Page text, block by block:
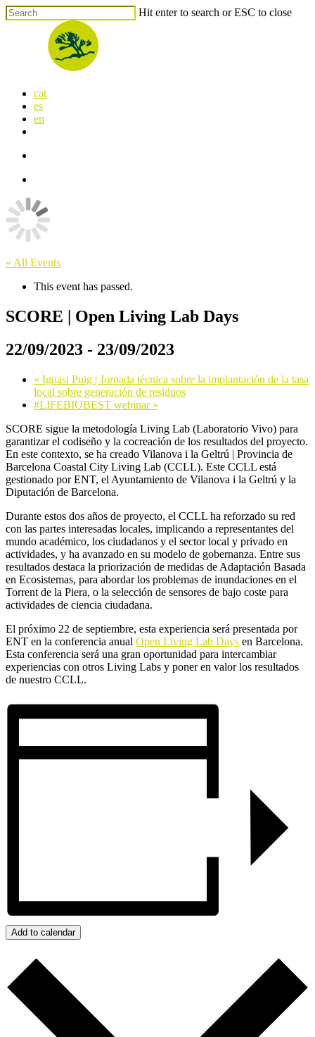
Skip
to
Hit enter to search or ESC to close
search
Menu
cat
es
en
« All Events
This event has passed.
SCORE | Open Living Lab Days
22/09/2023 - 23/09/2023
« Ignasi Puig | Jornada técnica sobre la implantación de la tasa
local sobre generación de residuos
#LIFEBIOBEST webinar »
SCORE sigue la metodología Living Lab (Laboratorio Vivo) para
garantizar el codiseño y la cocreación de los resultados del proyecto.
En este contexto, se ha creado Vilanova i la Geltrú | Provincia de
Barcelona Coastal City Living Lab (CCLL). Este CCLL está
gestionado por ENT, el Ayuntamiento de Vilanova i la Geltrú y la
Diputación de Barcelona.
Durante estos dos años de proyecto, el CCLL ha reforzado su red
con las partes interesadas locales, implicando a representantes del
mundo académico, los ciudadanos y el sector local y privado en
actividades, y ha avanzado en su modelo de gobernanza. Entre sus
resultados destaca la priorización de medidas de Adaptación Basada
en Ecosistemas, para abordar los problemas de inundaciones en el
Torrent de la Piera, o la selección de sensores de bajo coste para
actividades de ciencia ciudadana.
El próximo 22 de septiembre, esta experiencia será presentada por
ENT en la conferencia anual Open Living Lab Days en Barcelona.
Esta conferencia será una gran oportunidad para intercambiar
experiencias con otros Living Labs y poner en valor los resultados
de nuestro CCLL.
Add to calendar